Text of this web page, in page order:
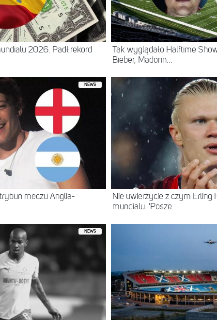
2026. Padł rekord
Tak wyglądało Halftime
Bieber, Madonn...
NEWS
meczu Anglia-
Nie uwierzycie z czym Erling
mundialu. 'Posze...
NEWS